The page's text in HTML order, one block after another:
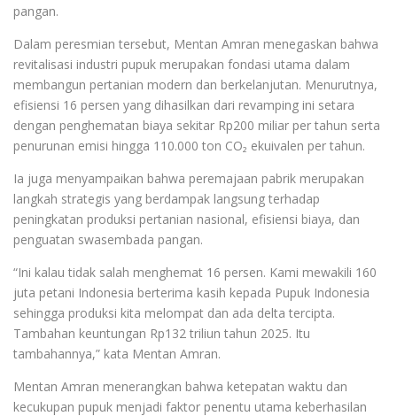
pangan.
Dalam peresmian tersebut, Mentan Amran menegaskan bahwa
revitalisasi industri pupuk merupakan fondasi utama dalam
membangun pertanian modern dan berkelanjutan. Menurutnya,
efisiensi 16 persen yang dihasilkan dari revamping ini setara
dengan penghematan biaya sekitar Rp200 miliar per tahun serta
penurunan emisi hingga 110.000 ton CO₂ ekuivalen per tahun.
Ia juga menyampaikan bahwa peremajaan pabrik merupakan
langkah strategis yang berdampak langsung terhadap
peningkatan produksi pertanian nasional, efisiensi biaya, dan
penguatan swasembada pangan.
“Ini kalau tidak salah menghemat 16 persen. Kami mewakili 160
juta petani Indonesia berterima kasih kepada Pupuk Indonesia
sehingga produksi kita melompat dan ada delta tercipta.
Tambahan keuntungan Rp132 triliun tahun 2025. Itu
tambahannya,” kata Mentan Amran.
Mentan Amran menerangkan bahwa ketepatan waktu dan
kecukupan pupuk menjadi faktor penentu utama keberhasilan